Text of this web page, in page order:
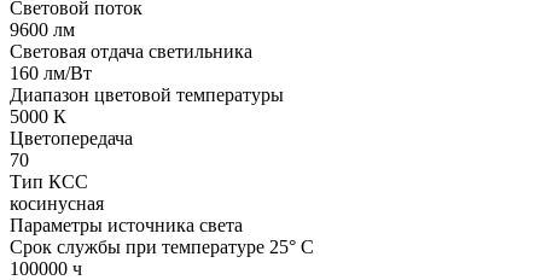
Световой поток
9600 лм
Световая отдача светильника
160 лм/Вт
Диапазон цветовой температуры
5000 К
Цветопередача
70
Тип КСС
косинусная
Параметры источника света
Срок службы при температуре 25° С
100000 ч